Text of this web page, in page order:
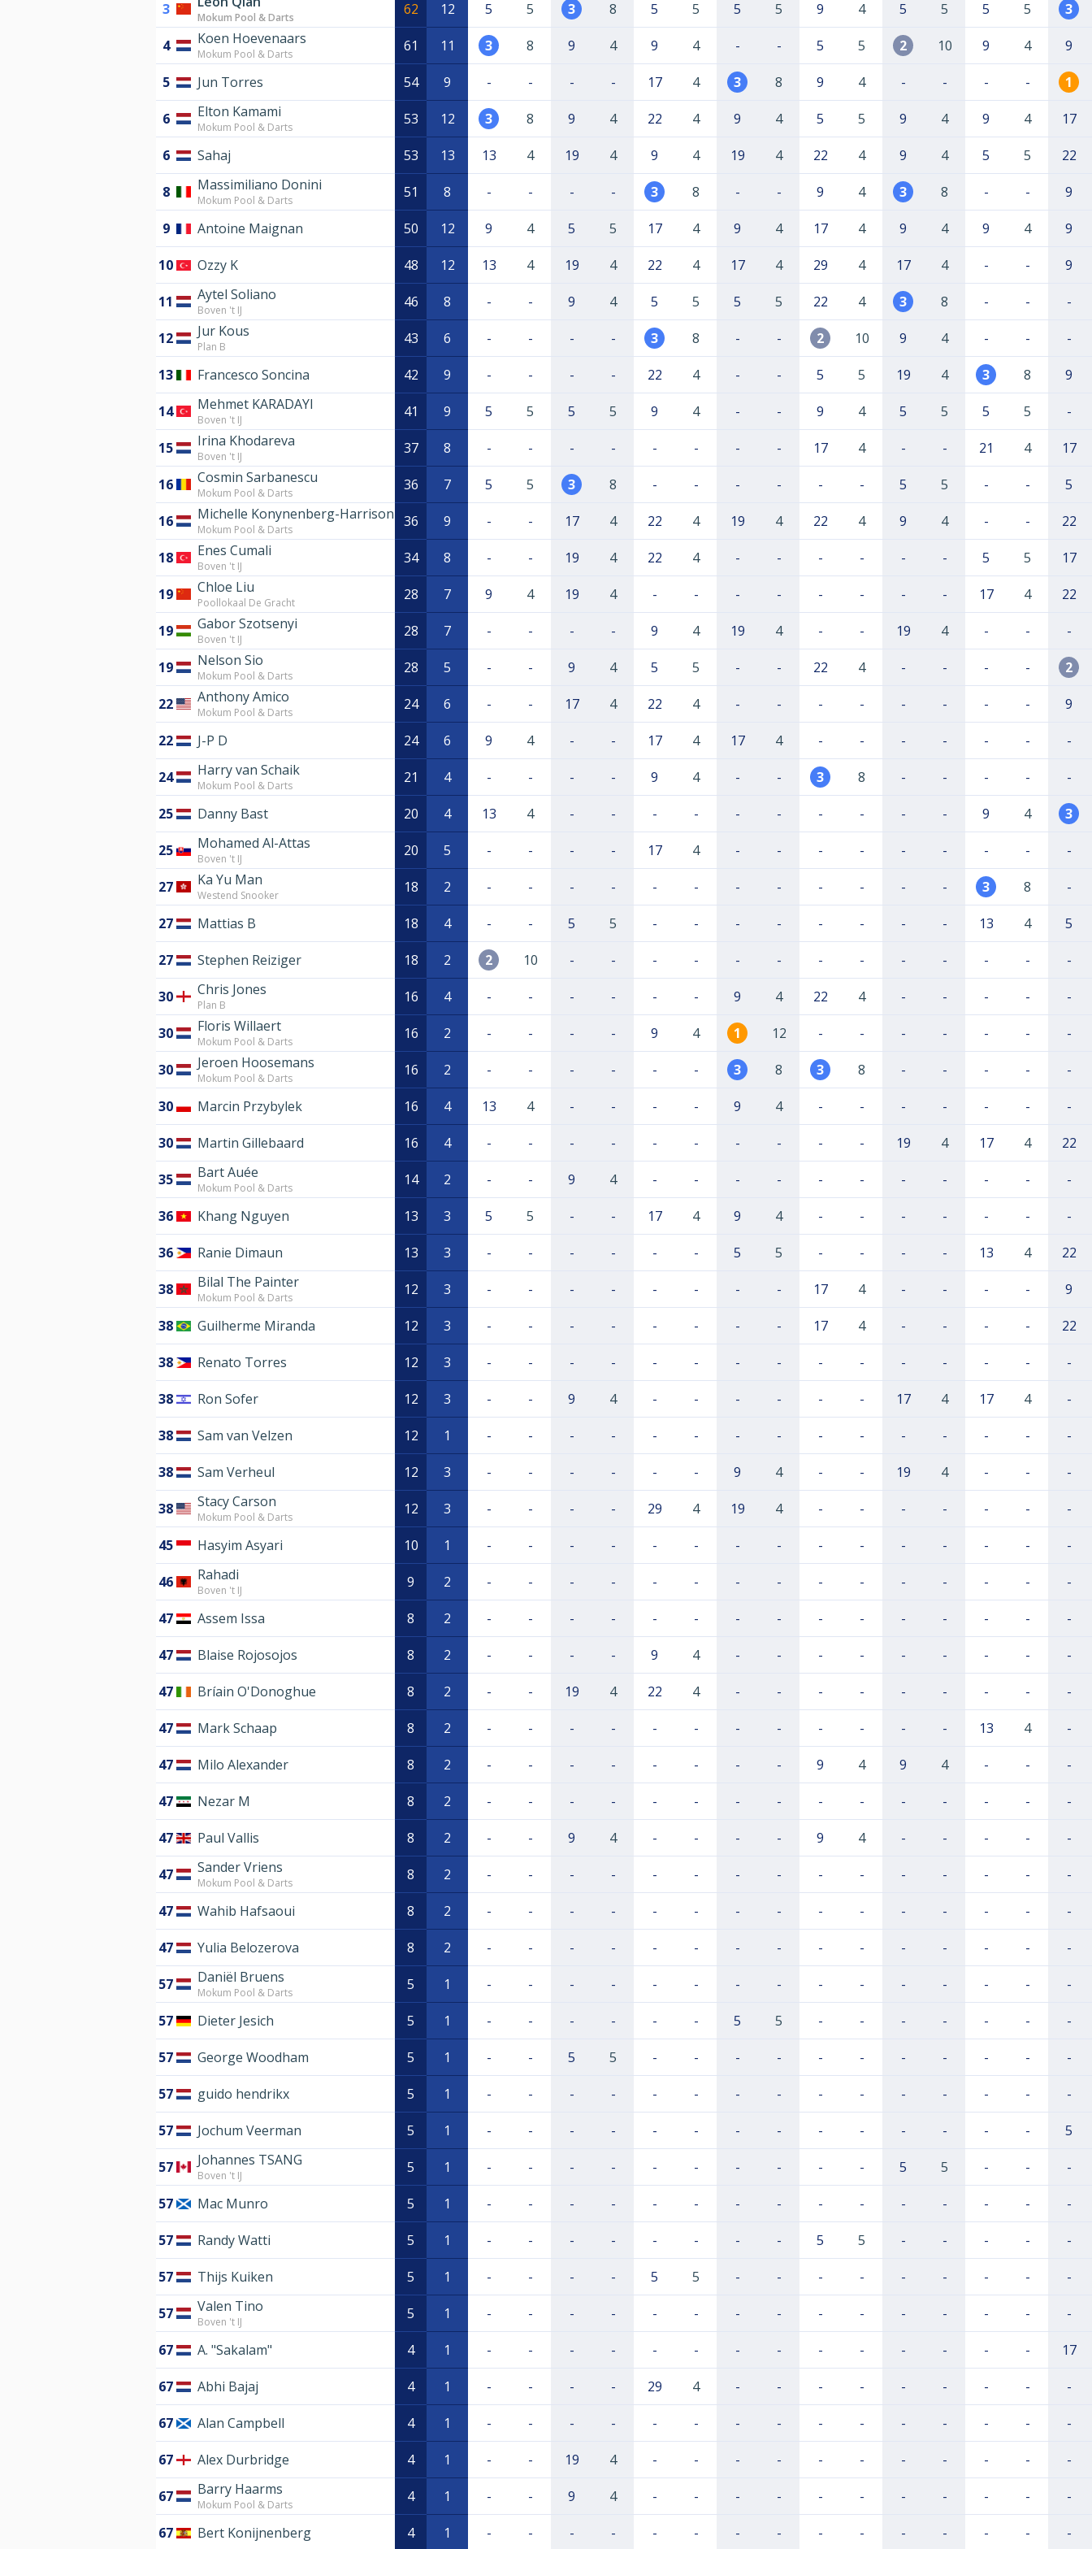
3 Mokum Pool & Darts 62 12 5 5 3 8 5 5 5 5 9 4 5 5 5 5 3
4 Koen Hoevenaars
Mokum Pool & Darts 61 11 3 8 9 4 9 4 - - 5 5 2 10 9 4 9
5 Jun Torres 54 9 - - - - 17 4 3 8 9 4 - - - - 1
6 Elton Kamami
Mokum Pool & Darts 53 12 3 8 9 4 22 4 9 4 5 5 9 4 9 4 17
6 Sahaj 53 13 13 4 19 4 9 4 19 4 22 4 9 4 5 5 22
8 Massimiliano Donini
Mokum Pool & Darts 51 8 - - - - 3 8 - - 9 4 3 8 - - 9
9 Antoine Maignan 50 12 9 4 5 5 17 4 9 4 17 4 9 4 9 4 9
10 Ozzy K 48 12 13 4 19 4 22 4 17 4 29 4 17 4 - - 9
11 Aytel Soliano
Boven 't IJ 46 8 - - 9 4 5 5 5 5 22 4 3 8 - - -
12 Jur Kous
Plan B 43 6 - - - - 3 8 - - 2 10 9 4 - - -
13 Francesco Soncina 42 9 - - - - 22 4 - - 5 5 19 4 3 8 9
14 Mehmet KARADAYI
Boven 't IJ 41 9 5 5 5 5 9 4 - - 9 4 5 5 5 5 -
15 Irina Khodareva
Boven 't IJ 37 8 - - - - - - - - 17 4 - - 21 4 17
16 Cosmin Sarbanescu
Mokum Pool & Darts 36 7 5 5 3 8 - - - - - - 5 5 - - 5
16 Michelle Konynenberg-Harrison
Mokum Pool & Darts 36 9 - - 17 4 22 4 19 4 22 4 9 4 - - 22
18 Enes Cumali
Boven 't IJ 34 8 - - 19 4 22 4 - - - - - - 5 5 17
19 Chloe Liu
Poollokaal De Gracht 28 7 9 4 19 4 - - - - - - - - 17 4 22
19 Gabor Szotsenyi
Boven 't IJ 28 7 - - - - 9 4 19 4 - - 19 4 - - -
19 Nelson Sio
Mokum Pool & Darts 28 5 - - 9 4 5 5 - - 22 4 - - - - 2
22 Anthony Amico
Mokum Pool & Darts 24 6 - - 17 4 22 4 - - - - - - - - 9
22 J-P D 24 6 9 4 - - 17 4 17 4 - - - - - - -
24 Harry van Schaik
Mokum Pool & Darts 21 4 - - - - 9 4 - - 3 8 - - - - -
25 Danny Bast 20 4 13 4 - - - - - - - - - - 9 4 3
25 Mohamed Al-Attas
Boven 't IJ 20 5 - - - - 17 4 - - - - - - - - -
27 Ka Yu Man
Westend Snooker 18 2 - - - - - - - - - - - - 3 8 -
27 Mattias B 18 4 - - 5 5 - - - - - - - - 13 4 5
27 Stephen Reiziger 18 2 2 10 - - - - - - - - - - - - -
30 Chris Jones
Plan B 16 4 - - - - - - 9 4 22 4 - - - - -
30 Floris Willaert
Mokum Pool & Darts 16 2 - - - - 9 4 1 12 - - - - - - -
30 Jeroen Hoosemans
Mokum Pool & Darts 16 2 - - - - - - 3 8 3 8 - - - - -
30 Marcin Przybylek 16 4 13 4 - - - - 9 4 - - - - - - -
30 Martin Gillebaard 16 4 - - - - - - - - - - 19 4 17 4 22
35 Bart Auée
Mokum Pool & Darts 14 2 - - 9 4 - - - - - - - - - - -
36 Khang Nguyen 13 3 5 5 - - 17 4 9 4 - - - - - - -
36 Ranie Dimaun 13 3 - - - - - - 5 5 - - - - 13 4 22
38 Bilal The Painter
Mokum Pool & Darts 12 3 - - - - - - - - 17 4 - - - - 9
38 Guilherme Miranda 12 3 - - - - - - - - 17 4 - - - - 22
38 Renato Torres 12 3 - - - - - - - - - - - - - - -
38 Ron Sofer 12 3 - - 9 4 - - - - - - 17 4 17 4 -
38 Sam van Velzen 12 1 - - - - - - - - - - - - - - -
38 Sam Verheul 12 3 - - - - - - 9 4 - - 19 4 - - -
38 Stacy Carson
Mokum Pool & Darts 12 3 - - - - 29 4 19 4 - - - - - - -
45 Hasyim Asyari 10 1 - - - - - - - - - - - - - - -
46 Rahadi
Boven 't IJ 9 2 - - - - - - - - - - - - - - -
47 Assem Issa 8 2 - - - - - - - - - - - - - - -
47 Blaise Rojosojos 8 2 - - - - 9 4 - - - - - - - - -
47 Bríain O'Donoghue 8 2 - - 19 4 22 4 - - - - - - - - -
47 Mark Schaap 8 2 - - - - - - - - - - - - 13 4 -
47 Milo Alexander 8 2 - - - - - - - - 9 4 9 4 - - -
47 Nezar M 8 2 - - - - - - - - - - - - - - -
47 Paul Vallis 8 2 - - 9 4 - - - - 9 4 - - - - -
47 Sander Vriens
Mokum Pool & Darts 8 2 - - - - - - - - - - - - - - -
47 Wahib Hafsaoui 8 2 - - - - - - - - - - - - - - -
47 Yulia Belozerova 8 2 - - - - - - - - - - - - - - -
57 Daniël Bruens
Mokum Pool & Darts 5 1 - - - - - - - - - - - - - - -
57 Dieter Jesich 5 1 - - - - - - 5 5 - - - - - - -
57 George Woodham 5 1 - - 5 5 - - - - - - - - - - -
57 guido hendrikx 5 1 - - - - - - - - - - - - - - -
57 Jochum Veerman 5 1 - - - - - - - - - - - - - - 5
57 Johannes TSANG
Boven 't IJ 5 1 - - - - - - - - - - 5 5 - - -
57 Mac Munro 5 1 - - - - - - - - - - - - - - -
57 Randy Watti 5 1 - - - - - - - - 5 5 - - - - -
57 Thijs Kuiken 5 1 - - - - 5 5 - - - - - - - - -
57 Valen Tino
Boven 't IJ 5 1 - - - - - - - - - - - - - - -
67 A. "Sakalam" 4 1 - - - - - - - - - - - - - - 17
67 Abhi Bajaj 4 1 - - - - 29 4 - - - - - - - - -
67 Alan Campbell 4 1 - - - - - - - - - - - - - - -
67 Alex Durbridge 4 1 - - 19 4 - - - - - - - - - - -
67 Barry Haarms
Mokum Pool & Darts 4 1 - - 9 4 - - - - - - - - - - -
67 Bert Konijnenberg 4 1 - - - - - - - - - - - - - - -